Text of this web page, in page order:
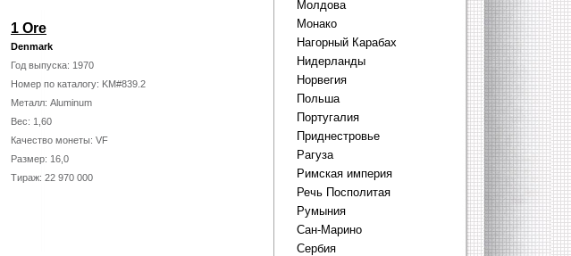
Молдова
Монако
Нагорный Карабах
Нидерланды
Норвегия
Польша
Португалия
Приднестровье
Рагуза
Римская империя
Речь Посполитая
Румыния
Сан-Марино
Сербия
1 Ore
Denmark
Год выпуска: 1970
Номер по каталогу: KM#839.2
Металл: Aluminum
Вес: 1,60
Качество монеты: VF
Размер: 16,0
Тираж: 22 970 000